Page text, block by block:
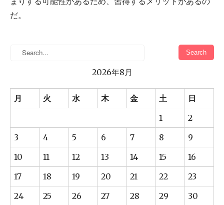
だ。
2026年8月
月 火 水 木 金 土
日
1
2
3
4 5 6 7 8
9
10
11 12 13 14 15
16
17
18 19 20 21 22
23
24
25 26 27 28 29
30